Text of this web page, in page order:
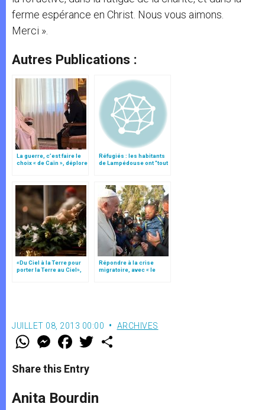
ferme espérance en Christ. Nous vous aimons.
Merci ».
Autres Publications :
La guerre, c’est faire le
choix « de Caïn », déplore
Réfugiés : les habitants
de Lampédouse ont "tout
«Du Ciel à la Terre pour
porter la Terre au Ciel»,
Répondre à la crise
migratoire, avec « le
JUILLET 08, 2013 00:00 ARCHIVES
W
t
s
p
p
M
e
s
e
g
e
F
a
e
b
o
k
w
r
Share this Entry
Anita Bourdin